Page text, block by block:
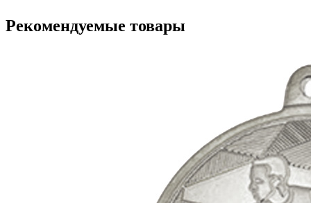
Рекомендуемые товары